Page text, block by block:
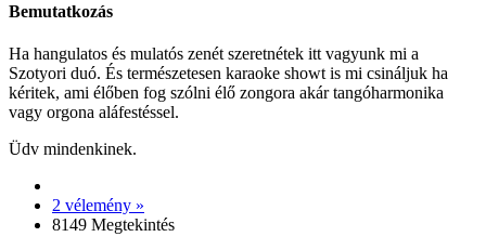
Bemutatkozás
Ha hangulatos és mulatós zenét szeretnétek itt vagyunk mi a
Szotyori duó. És természetesen karaoke showt is mi csináljuk ha
kéritek, ami élőben fog szólni élő zongora akár tangóharmonika
vagy orgona aláfestéssel.
Üdv mindenkinek.
2 vélemény »
8149 Megtekintés